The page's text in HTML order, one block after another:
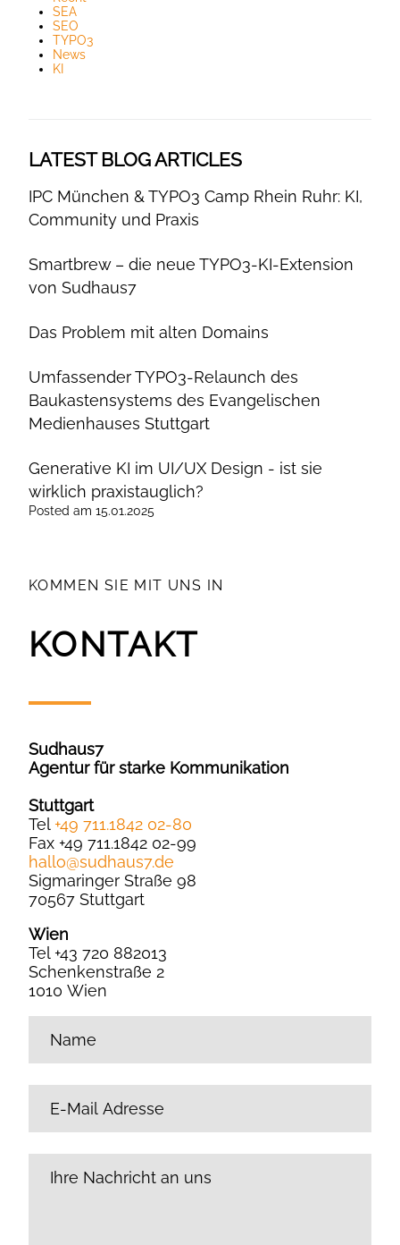
SEA
SEO
TYPO3
News
KI
LATEST BLOG ARTICLES
IPC München & TYPO3 Camp Rhein Ruhr: KI,
Community und Praxis
Smartbrew – die neue TYPO3-KI-Extension
von Sudhaus7
Das Problem mit alten Domains
Umfassender TYPO3-Relaunch des
Baukastensystems des Evangelischen
Medienhauses Stuttgart
Generative KI im UI/UX Design - ist sie
wirklich praxistauglich?
Posted am 15.01.2025
KOMMEN SIE MIT UNS IN
KONTAKT
Sudhaus7
Agentur für starke Kommunikation
Stuttgart
Tel +49 711.1842 02-80
Fax +49 711.1842 02-99
hallo@sudhaus7.de
Sigmaringer Straße 98
70567 Stuttgart
Wien
Tel +43 720 882013
Schenkenstraße 2
1010 Wien